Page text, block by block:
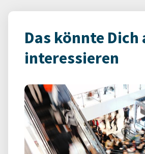
Das könnte Dich
interessieren